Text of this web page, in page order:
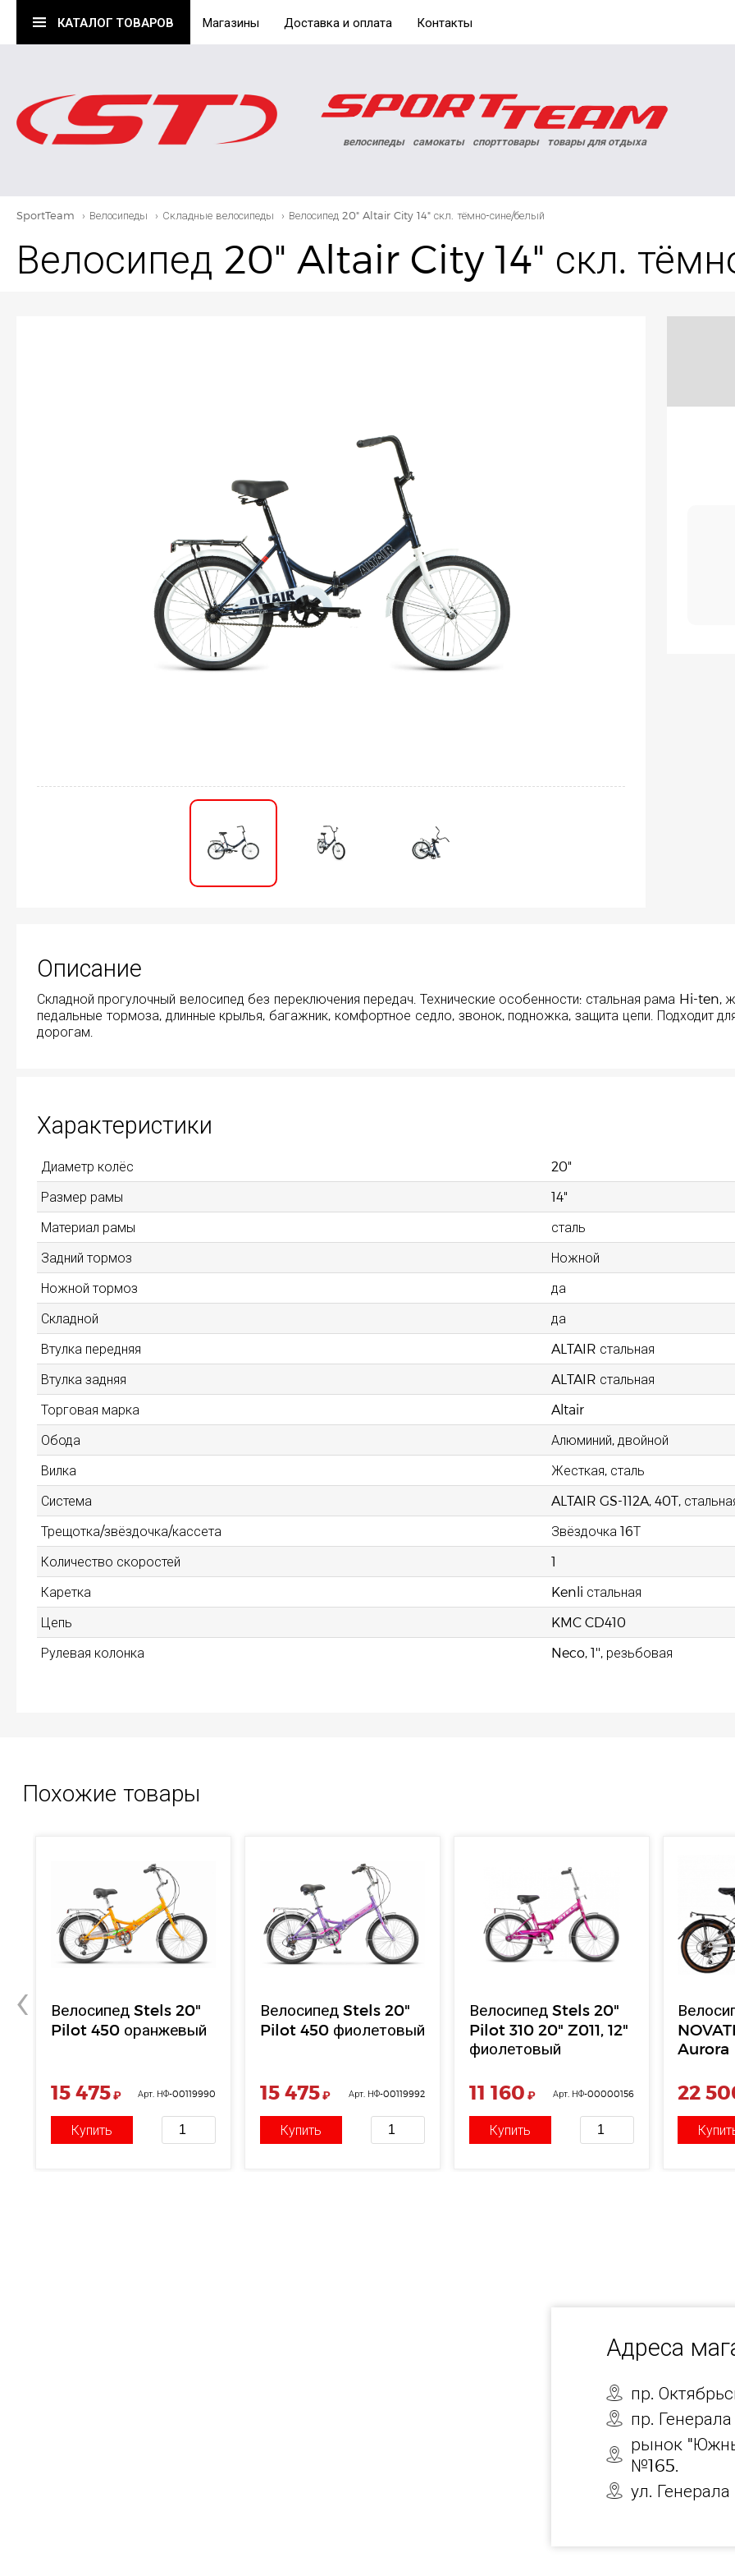
КАТАЛОГ ТОВАРОВ Магазины Доставка и оплата Контакты
велосипеды самокаты спорттовары товары для отдыха
SportTeam › Велосипеды › Складные велосипеды › Велосипед 20" Altair City 14" скл. тёмно-сине/белый
Велосипед 20" Altair City 14" скл.
Описание
Складной прогулочный велосипед без переключения передач. Технические особенности: стальная рама Hi-
педальные тормоза, длинные крылья, багажник, комфортное седло, звонок, подножка, защита цепи. Подходит
дорогам.
Характеристики
Диаметр колёс
20"
Размер рамы
14"
Материал рамы
сталь
Задний тормоз
Ножной
Ножной тормоз
да
Складной
да
Втулка передняя
ALTAIR стальная
Втулка задняя
ALTAIR стальная
Торговая марка
Altair
Обода
Алюминий, двойной
Вилка
Жесткая, сталь
Система
ALTAIR GS-112A, 40T,
Трещотка/звёздочка/кассета
Звёздочка 16Т
Количество скоростей
1
Каретка
Kenli стальная
Цепь
KMC CD410
Рулевая колонка
Neco, 1'', резьбовая
Похожие товары
Велосипед Stels 20"
Pilot 450 оранжевый
15 475₽ Арт. НФ-00119990
Купить
Велосипед Stels 20"
Pilot 450 фиолетовый
15 475₽ Арт. НФ-00119992
Купить
Велосипед Stels 20"
Pilot 310 20" Z011, 12"
фиолетовый
11 160 ₽ Арт. НФ-00000156
Купить
Aurora
22
‹
Адреса
пр.
пр.
рынок
№165.
ул.